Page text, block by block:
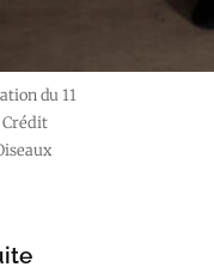
du 11
Crédit